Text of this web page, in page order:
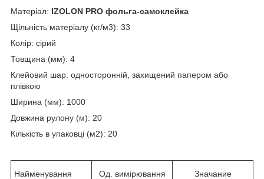
Матеріал: IZOLON PRO фольга-самоклейка
Щільність матеріалу (кг/м3): 33
Колір: сірий
Товщина (мм): 4
Клейовий шар: односторонній, захищений папером або
плівкою
Ширина (мм): 1000
Довжина рулону (м): 20
Кількість в упаковці (м2): 20
Найменування
Од. вимірювання
Значание